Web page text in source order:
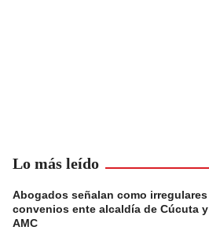
Lo más leído
Abogados señalan como irregulares
convenios ente alcaldía de Cúcuta y
AMC